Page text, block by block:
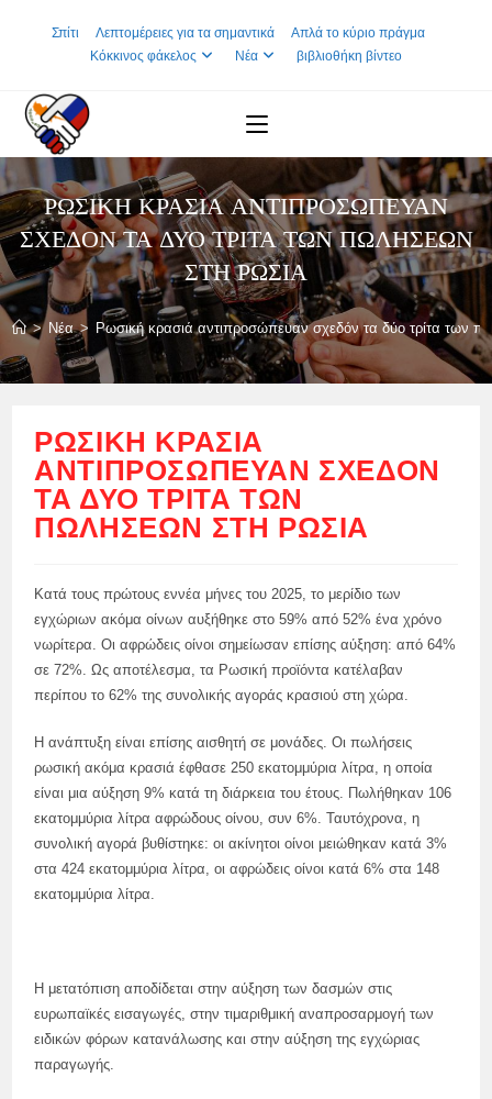
Σπίτι Λεπτομέρειες για τα σημαντικά
Απλά το κύριο πράγμα
Κόκκινος φάκελος
Νέα βιβλιοθήκη βίντεο
ΡΩΣΙΚΉ ΚΡΑΣΙΆ ΑΝΤΙΠΡΟΣΏΠΕΥΑΝ
ΣΧΕΔΌΝ ΤΑ ΔΎΟ ΤΡΊΤΑ ΤΩΝ ΠΩΛΉΣΕΩΝ
ΣΤΗ ΡΩΣΊΑ
> Νέα > Ρωσική κρασιά αντιπροσώπευαν σχεδόν τα δύο τρίτα των
ΡΩΣΙΚΉ ΚΡΑΣΙΆ
ΑΝΤΙΠΡΟΣΏΠΕΥΑΝ ΣΧΕΔΌΝ
ΤΑ ΔΎΟ ΤΡΊΤΑ ΤΩΝ
ΠΩΛΉΣΕΩΝ ΣΤΗ ΡΩΣΊΑ
Κατά τους πρώτους εννέα μήνες του 2025, το μερίδιο των
εγχώριων ακόμα οίνων αυξήθηκε στο 59% από 52% ένα χρόνο
νωρίτερα. Οι αφρώδεις οίνοι σημείωσαν επίσης αύξηση: από 64%
σε 72%. Ως αποτέλεσμα, τα Ρωσική προϊόντα κατέλαβαν
περίπου το 62% της συνολικής αγοράς κρασιού στη χώρα.
Η ανάπτυξη είναι επίσης αισθητή σε μονάδες. Οι πωλήσεις
ρωσική ακόμα κρασιά έφθασε 250 εκατομμύρια λίτρα, η οποία
είναι μια αύξηση 9% κατά τη διάρκεια του έτους. Πωλήθηκαν 106
εκατομμύρια λίτρα αφρώδους οίνου, συν 6%. Ταυτόχρονα, η
συνολική αγορά βυθίστηκε: οι ακίνητοι οίνοι μειώθηκαν κατά 3%
στα 424 εκατομμύρια λίτρα, οι αφρώδεις οίνοι κατά 6% στα 148
εκατομμύρια λίτρα.
Η μετατόπιση αποδίδεται στην αύξηση των δασμών στις
ευρωπαϊκές εισαγωγές, στην τιμαριθμική αναπροσαρμογή των
ειδικών φόρων κατανάλωσης και στην αύξηση της εγχώριας
παραγωγής.